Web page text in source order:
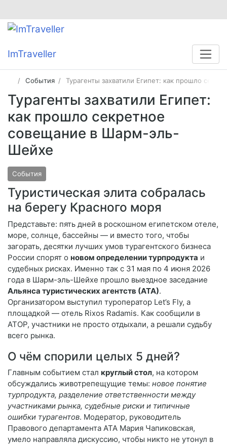
ImTraveller
События Турагенты захватили Египет: как прошло
Турагенты захватили Египет:
как прошло секретное
совещание в Шарм-эль-
Шейхе
События
Туристическая элита собралась
на берегу Красного моря
Представьте: пять дней в роскошном египетском отеле,
море, солнце, бассейны — и вместо того, чтобы
загорать, десятки лучших умов турагентского бизнеса
России спорят о новом определении турпродукта и
судебных рисках. Именно так с 31 мая по 4 июня 2026
года в Шарм-эль-Шейхе прошло выездное заседание
Альянса туристических агентств (АТА).
Организатором выступил туроператор Let’s Fly, а
площадкой — отель Rixos Radamis. Как сообщили в
АТОР, участники не просто отдыхали, а решали судьбу
всего рынка.
О чём спорили целых 5 дней?
Главным событием стал круглый стол, на котором
обсуждались животрепещущие темы: новое понятие
турпродукта, разделение ответственности между
участниками рынка, судебные риски и типичные
ошибки турагентов. Модератор, руководитель
Правового департамента АТА Мария Чапиковская,
умело направляла дискуссию, чтобы никто не утонул в